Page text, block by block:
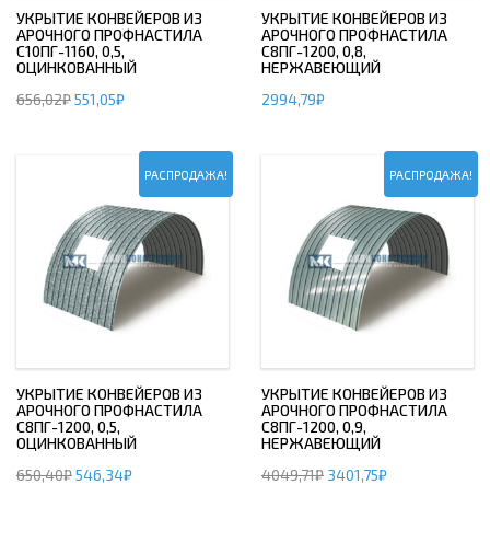
УКРЫТИЕ КОНВЕЙЕРОВ ИЗ
АРОЧНОГО ПРОФНАСТИЛА
С10ПГ-1160, 0,5,
ОЦИНКОВАННЫЙ
656,02₽551,05₽
УКРЫТИЕ КОНВЕЙЕРОВ ИЗ
АРОЧНОГО ПРОФНАСТИЛА
С8ПГ-1200, 0,8,
НЕРЖАВЕЮЩИЙ
2994,79₽
РАСПРОДАЖА!
УКРЫТИЕ КОНВЕЙЕРОВ ИЗ
АРОЧНОГО ПРОФНАСТИЛА
С8ПГ-1200, 0,5,
ОЦИНКОВАННЫЙ
650,40₽546,34₽
РАСПРОДАЖА!
УКРЫТИЕ КОНВЕЙЕРОВ ИЗ
АРОЧНОГО ПРОФНАСТИЛА
С8ПГ-1200, 0,9,
НЕРЖАВЕЮЩИЙ
4049,71₽ 3401,75₽